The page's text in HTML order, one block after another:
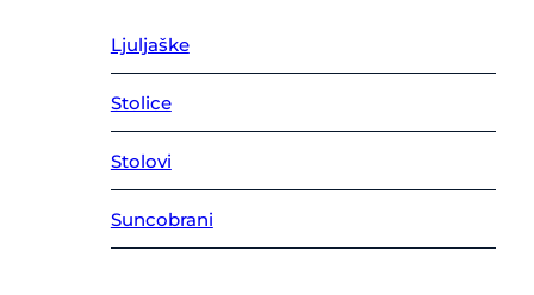
Ljuljaške
Stolice
Stolovi
Suncobrani